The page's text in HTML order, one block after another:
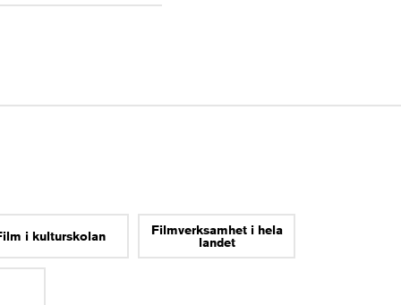
i kulturskolan Filmverksamhet i hela
landet